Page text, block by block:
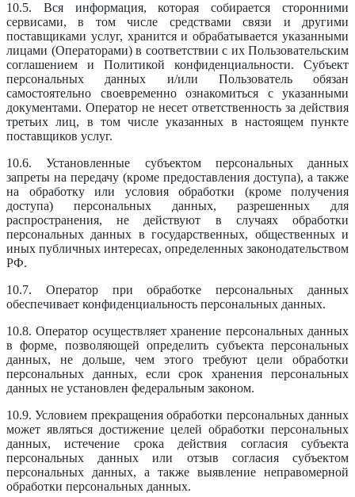
10.5. Вся информация, которая собирается сторонними
сервисами, в том числе средствами связи и другими
поставщиками услуг, хранится и обрабатывается указанными
лицами (Операторами) в соответствии с их Пользовательским
соглашением и Политикой конфиденциальности. Субъект
персональных данных и/или Пользователь обязан
самостоятельно своевременно ознакомиться с указанными
документами. Оператор не несет ответственность за действия
третьих лиц, в том числе указанных в настоящем пункте
поставщиков услуг.
10.6. Установленные субъектом персональных данных
запреты на передачу (кроме предоставления доступа), а также
на обработку или условия обработки (кроме получения
доступа) персональных данных, разрешенных для
распространения, не действуют в случаях обработки
персональных данных в государственных, общественных и
иных публичных интересах, определенных законодательством
РФ.
10.7. Оператор при обработке персональных данных
обеспечивает конфиденциальность персональных данных.
10.8. Оператор осуществляет хранение персональных данных
в форме, позволяющей определить субъекта персональных
данных, не дольше, чем этого требуют цели обработки
персональных данных, если срок хранения персональных
данных не установлен федеральным законом.
10.9. Условием прекращения обработки персональных данных
может являться достижение целей обработки персональных
данных, истечение срока действия согласия субъекта
персональных данных или отзыв согласия субъектом
персональных данных, а также выявление неправомерной
обработки персональных данных.